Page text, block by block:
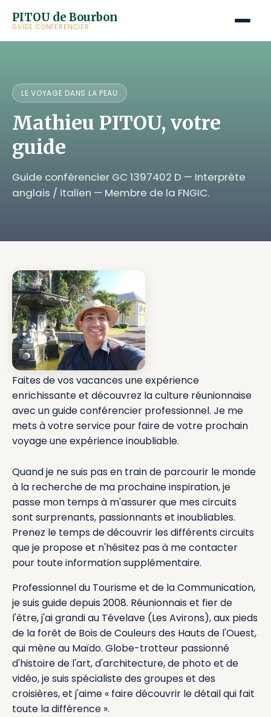
PITOU de Bourbon
GUIDE CONFÉRENCIER
LE VOYAGE DANS LA PEAU
Mathieu PITOU, votre
guide
Guide conférencier GC 1397402 D — Interprète
anglais / italien — Membre de la FNGIC.
Faites de vos vacances une expérience
enrichissante et découvrez la culture réunionnaise
avec un guide conférencier professionnel. Je me
mets à votre service pour faire de votre prochain
voyage une expérience inoubliable.
Quand je ne suis pas en train de parcourir le monde
à la recherche de ma prochaine inspiration, je
passe mon temps à m'assurer que mes circuits
sont surprenants, passionnants et inoubliables.
Prenez le temps de découvrir les différents circuits
que je propose et n'hésitez pas à me contacter
pour toute information supplémentaire.
Professionnel du Tourisme et de la Communication,
je suis guide depuis 2008. Réunionnais et fier de
l'être, j'ai grandi au Tévelave (Les Avirons), aux pieds
de la forêt de Bois de Couleurs des Hauts de l'Ouest,
qui mène au Maïdo. Globe-trotteur passionné
d'histoire de l'art, d'architecture, de photo et de
vidéo, je suis spécialiste des groupes et des
croisières, et j'aime « faire découvrir le détail qui fait
toute la différence ».